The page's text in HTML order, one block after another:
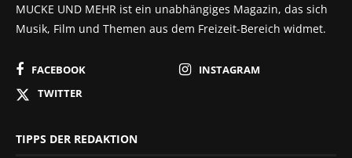
MUCKE UND MEHR ist ein unabhängiges Magazin, das sich
Musik, Film und Themen aus dem Freizeit-Bereich widmet.
FACEBOOK
INSTAGRAM
TWITTER
TIPPS DER REDAKTION